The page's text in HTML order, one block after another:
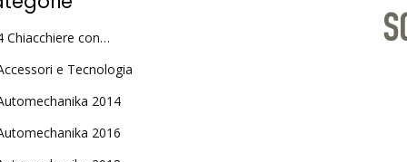
Chiacchiere con…
e Tecnologia
2014
2016